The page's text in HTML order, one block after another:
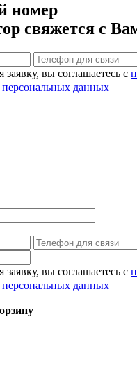
номер
свяжется с
заявку, вы соглашаетесь с
данных
заявку, вы соглашаетесь с
данных